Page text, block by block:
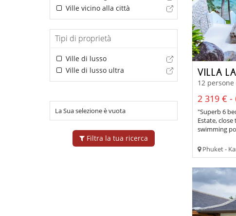
Ville vicino alla città
Tipi di proprietà
Ville di lusso
Ville di lusso ultra
La Sua selezione è vuota
Filtra la tua ricerca
VILLA
12 persone
2 319 € -
"Superb 6
Estate,
swimming
Phuket -